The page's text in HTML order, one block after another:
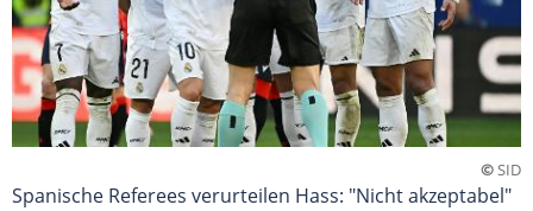
©SID
Spanische Referees verurteilen Hass: "Nicht akzeptabel"